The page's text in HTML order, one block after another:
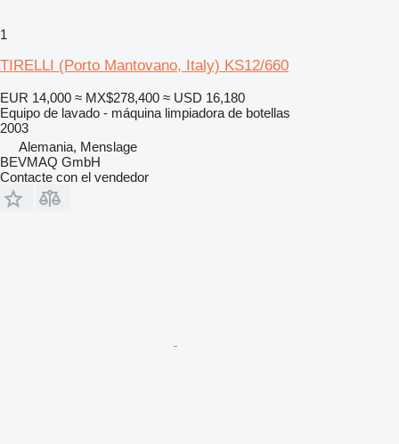
1
TIRELLI (Porto Mantovano, Italy) KS12/660
EUR 14,000 ≈ MX$278,400 ≈ USD 16,180
Equipo de lavado - máquina limpiadora de botellas
2003
Alemania, Menslage
BEVMAQ GmbH
Contacte con el vendedor